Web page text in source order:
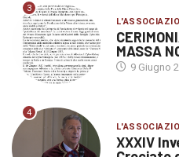
3
MASSA
9 Giugno
4
XXXIV